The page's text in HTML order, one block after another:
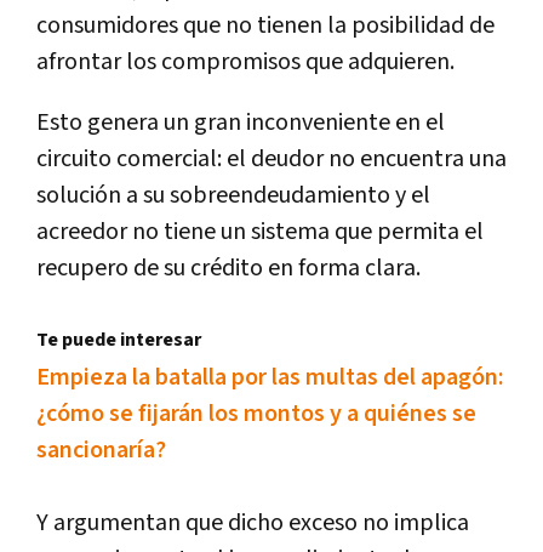
consumidores que no tienen la posibilidad de
afrontar los compromisos que adquieren.
Esto genera un gran inconveniente en el
circuito comercial: el deudor no encuentra una
solución a su sobreendeudamiento y el
acreedor no tiene un sistema que permita el
recupero de su crédito en forma clara.
Te puede interesar
Empieza la batalla por las multas del apagón:
¿cómo se fijarán los montos y a quiénes se
sancionaría?
Y argumentan que dicho exceso no implica